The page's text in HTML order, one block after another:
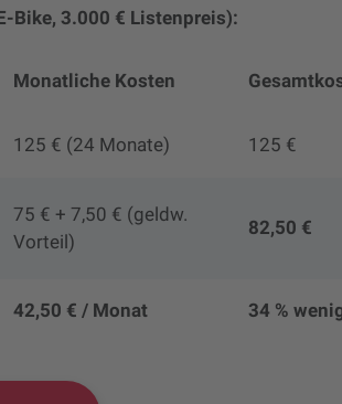
Bike, 3.000 € Listenpreis):
Monatliche Kosten
125 € (24 Monate) 125 €
75 € + 7,50 € (geldw.
Vorteil)
82,50 €
42,50 € / Monat 34 %